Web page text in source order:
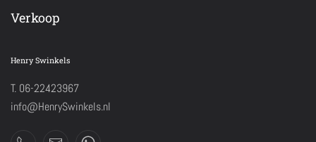
Verkoop
Henry Swinkels
T. 06-22423967
info@HenrySwinkels.nl